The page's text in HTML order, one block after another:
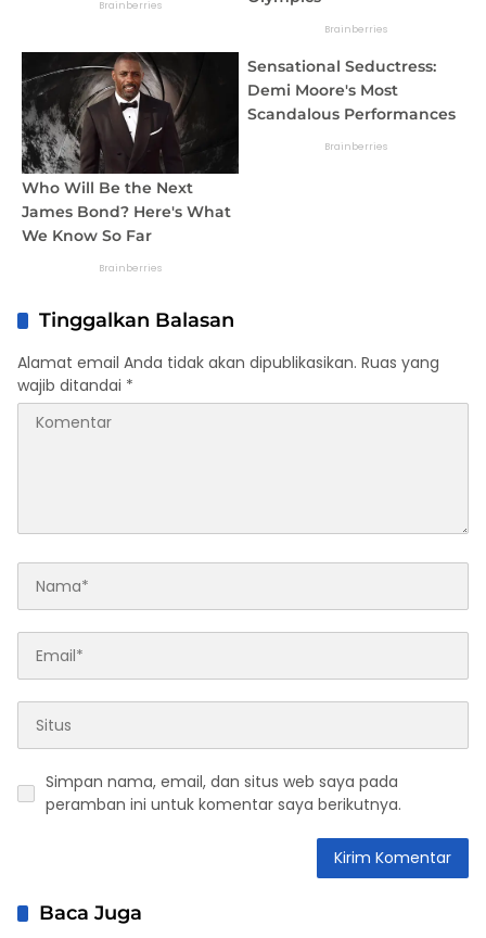
Tinggalkan Balasan
Alamat email Anda tidak akan dipublikasikan. Ruas yang
wajib ditandai *
Simpan nama, email, dan situs web saya pada
peramban ini untuk komentar saya berikutnya.
Baca Juga